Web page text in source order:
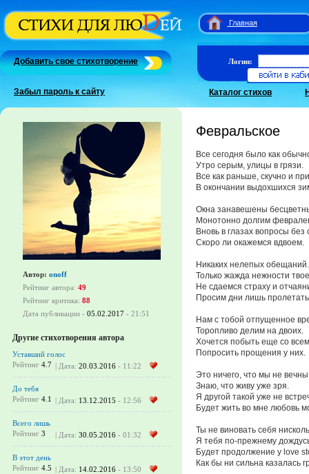
Главная
Добавить свое стихотворение
Забыл пароль к сайту
Логин:
Каталог стихов
Автор: onoff
Рейтинг автора: 49
Рейтинг критика: 88
Дата публикации - 05.02.2017 - 21:51
Другие стихотворения автора
Уставший голос
Рейтинг 4.7 | Дата: 20.03.2016 - 11:22
До тебя
Рейтинг 4.1 | Дата: 13.12.2015 - 12:56
Всего лишь
Рейтинг 3 | Дата: 30.05.2016 - 01:32
В этот день
Рейтинг 4.5 | Дата: 14.02.2016 - 13:50
Февральское
Все сегодня было как
Утро серым, улицы в грязи.
Все как раньше, скучно и
В окончании выдохшихся
Окна занавешены
Монотонно долгим
Вновь в глазах вопросы без
Скоро ли окажемся вдвоем.
Никаких нелепых обещаний.
Только жажда нежности
Не сдаемся страху и
Просим дни лишь
Нам с тобой отпущенное
Торопливо делим на двоих.
Хочется побыть еще со
Попросить прощения у них.
Это ничего, что мы не
Знаю, что живу уже зря.
Я другой такой уже не
Будет жить во мне любовь
Ты не виновать себя
Я тебя по-прежнему
Будет продолжение у love
Как бы ни сильна казалась